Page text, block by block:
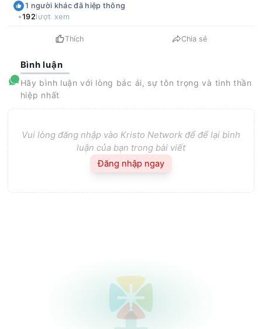
1 người khác đã hiệp thông
192lượt xem
Thích Chia sẻ
Bình luận
Hãy bình luận với lòng bác ái, sự tôn trọng và tinh thần
hiệp nhất
Vui lòng đăng nhập vào Kristo Network để để lại bình
luận của bạn trong bài viết
Đăng nhập ngay